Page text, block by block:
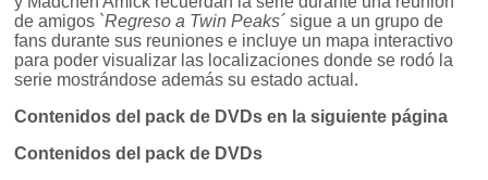
de amigos `Regreso a Twin Peaks´ sigue a un grupo de
fans durante sus reuniones e incluye un mapa interactivo
para poder visualizar las localizaciones donde se rodó la
serie mostrándose además su estado actual.
Contenidos del pack de DVDs en la siguiente página
Contenidos del pack de DVDs